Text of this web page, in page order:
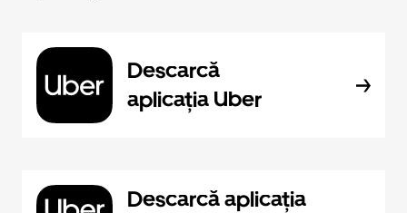
Descarcă
aplicația Uber
Descarcă aplicația